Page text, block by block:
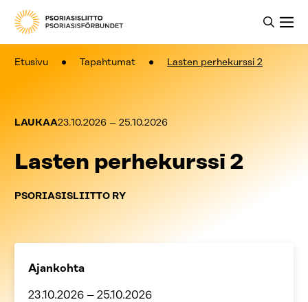
Etusivu Tapahtumat Lasten perhekurssi 2
LAUKAA23.10.2026 – 25.10.2026
Lasten perhekurssi 2
PSORIASISLIITTO RY
Ajankohta
23.10.2026 – 25.10.2026